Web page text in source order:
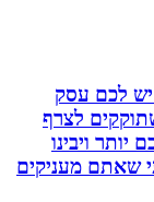
עסק
לצרף
מעניקים